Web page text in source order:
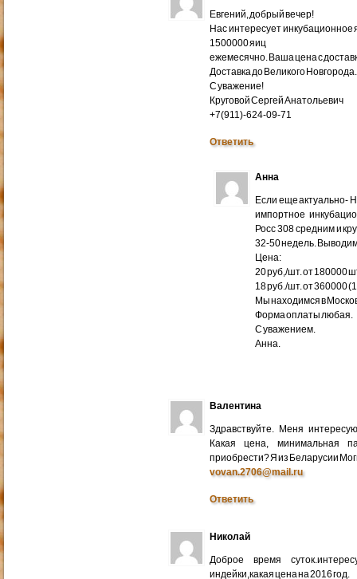
Евгений, добрый вечер!
Нас интересует инкубационное
1500000 яиц
ежемесячно. Ваша цена с
Доставка до Великого Новгорода.
С уважение!
Круговой Сергей Анатольевич
+7(911)-624-09-71
Ответить
Анна
Если еще актуально-
импортное
Росс 308 средним и
32-50 недель.
Цена:
20 руб,/шт. от 180000
18 руб./шт. от 360000
Мы находимся в
Форма оплаты любая.
С уважением.
Анна.
Валентина
Здравствуйте. Меня
Какая цена, минимальная
приобрести? Я из Беларусии
vovan.2706@mail.ru
Ответить
Николай
Доброе время
индейки,какая цена на 2016 год.